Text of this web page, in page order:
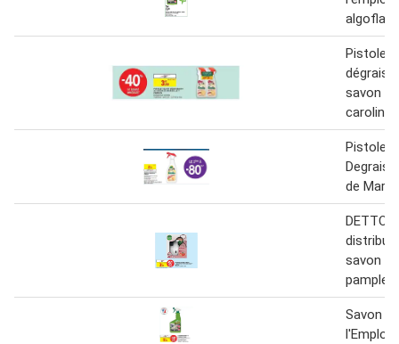
Pistolet
savon
carolin
Pistolet
de
DETTOL
savon +
Savon
l'Emploi